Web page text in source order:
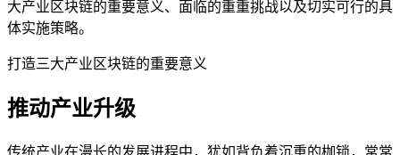
大产业区块链的重要意义、面临的重重挑战以及切实可行的具
体实施策略。
打造三大产业区块链的重要意义
推动产业升级
传统产业在漫长的发展进程中，犹如背负着沉重的枷锁，常常